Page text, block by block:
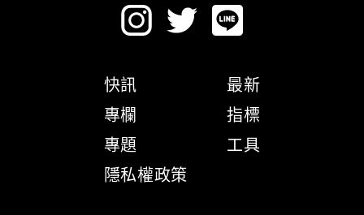
快訊
專欄
專題
隱私權政策
最新
指標
工具